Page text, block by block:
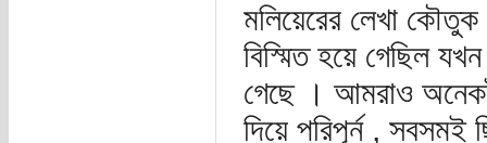
মলিয়েরের লেখা কৌতুক
বিস্মিত হয়ে গেছিল
গেছে । আমরাও
দিয়ে পরিপূর্ন ,